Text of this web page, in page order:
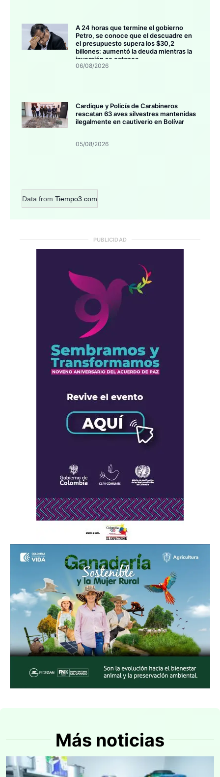
A 24 horas que termine el gobierno
Petro, se conoce que el descuadre en
el presupuesto supera los $30,2
billones: aumentó la deuda mientras la
inversión se estanca
06/08/2026
Cardique y Policía de Carabineros
rescatan 63 aves silvestres mantenidas
ilegalmente en cautiverio en Bolívar
05/08/2026
Data from Tiempo3.com
PUBLICIDAD
Más noticias